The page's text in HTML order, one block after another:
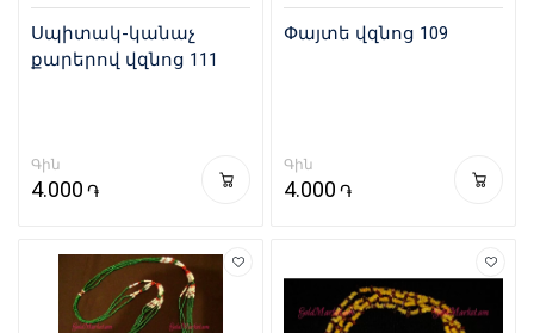
Սպիտակ-կանաչ
քարերով վզնոց 111
Գին
4.000 ֏
Փայտե վզնոց 109
Գին
4.000 ֏